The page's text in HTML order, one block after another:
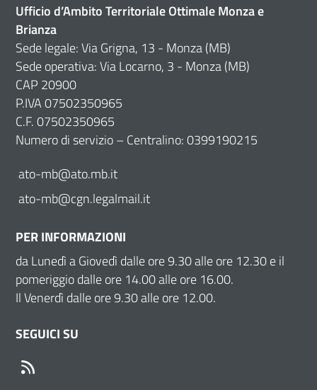
Ufficio d’Ambito Territoriale Ottimale Monza e
Brianza
Sede legale: Via Grigna, 13 - Monza (MB)
Sede operativa: Via Locarno, 3 - Monza (MB)
CAP 20900
P.IVA 07502350965
C.F. 07502350965
Numero di servizio – Centralino: 0399190215
ato-mb@ato.mb.it
ato-mb@cgn.legalmail.it
PER INFORMAZIONI
da Lunedì a Giovedì dalle ore 9.30 alle ore 12.30 e il
pomeriggio dalle ore 14.00 alle ore 16.00.
Il Venerdì dalle ore 9.30 alle ore 12.00.
SEGUICI SU